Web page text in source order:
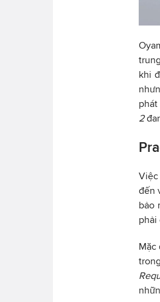
khi
2
Việc
đến
bảo
phải
Mặc